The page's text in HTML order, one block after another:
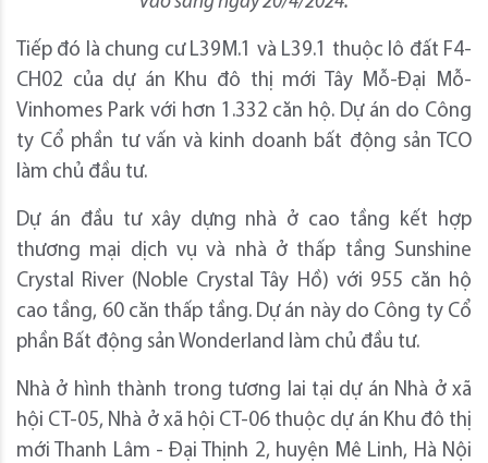
Tiếp đó là chung cư L39M.1 và L39.1 thuộc lô đất F4-
CH02 của dự án Khu đô thị mới Tây Mỗ-Đại Mỗ-
Vinhomes Park với hơn 1.332 căn hộ. Dự án do Công
ty Cổ phần tư vấn và kinh doanh bất động sản TCO
làm chủ đầu tư.
Dự án đầu tư xây dựng nhà ở cao tầng kết hợp
thương mại dịch vụ và nhà ở thấp tầng Sunshine
Crystal River (Noble Crystal Tây Hồ) với 955 căn hộ
cao tầng, 60 căn thấp tầng. Dự án này do Công ty Cổ
phần Bất động sản Wonderland làm chủ đầu tư.
Nhà ở hình thành trong tương lai tại dự án Nhà ở xã
hội CT-05, Nhà ở xã hội CT-06 thuộc dự án Khu đô thị
mới Thanh Lâm - Đại Thịnh 2, huyện Mê Linh, Hà Nội